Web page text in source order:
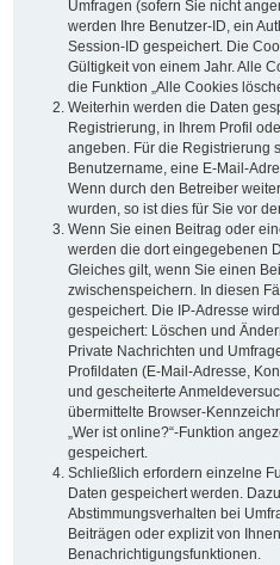
Umfragen (sofern Sie nicht
werden Ihre Benutzer-ID, ein
Session-ID gespeichert. Die
Gültigkeit von einem Jahr. Alle
die Funktion „Alle Cookies
Weiterhin werden die Daten
Registrierung, in Ihrem Profil
angeben. Für die Registrierung
Benutzername, eine E-Mail-
Wenn durch den Betreiber
wurden, so ist dies für Sie vor
Wenn Sie einen Beitrag oder
werden die dort eingegebenen
Gleiches gilt, wenn Sie einen
zwischenspeichern. In diesen
gespeichert. Die IP-Adresse
gespeichert: Löschen und
Private Nachrichten und
Profildaten (E-Mail-Adresse,
und gescheiterte
übermittelte Browser-
„Wer ist online?“-Funktion
gespeichert.
Schließlich erfordern einzelne
Daten gespeichert werden.
Abstimmungsverhalten bei
Beiträgen oder explizit von
Benachrichtigungsfunktionen.